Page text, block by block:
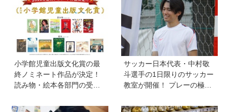
【『発達障害の子の性のル
ール』著者に聞いた】
小学館児童出版文化賞の最
終ノミネート作品が決定！
読み物・絵本各部門の受賞
サッカー日本代表・中村敬
斗選手の1日限りのサッカー
教室が開催！ プレーの極意
学びと笑顔あふれる大盛況